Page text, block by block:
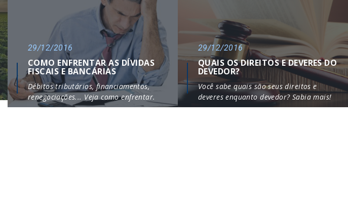
29/12/2016
COMO ENFRENTAR AS DÍVIDAS
FISCAIS E BANCÁRIAS
Débitos tributários, financiamentos,
renegociações... Veja como enfrentar.
29/12/2016
QUAIS OS DIREITOS E DEVERES DO
DEVEDOR?
Você sabe quais são seus direitos e
deveres enquanto devedor? Sabia mais!